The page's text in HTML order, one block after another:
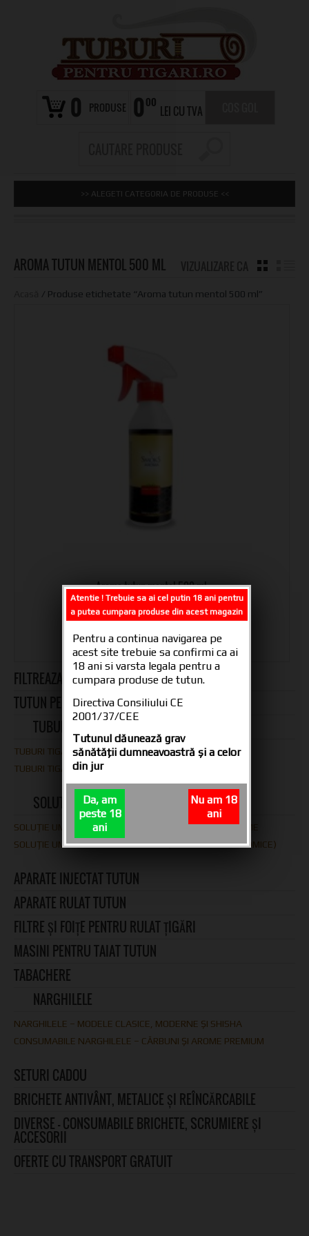
0 PRODUSE 000
LEI CU TVA
>> ALEGETI CATEGORIA DE PRODUSE <<
AROMA TUTUN MENTOL 500 ML
/ Produse etichetate “Aroma tutun mentol 500 ml”
Aroma tutun mentol 500 ml
75.00 lei cu TVA
DETALII PRODUS
FILTREAZA DUPA CATEGORIE
TUTUN PENTRU INJECTAT ȘI RULAT TIGARI
TUBURI PENTRU TIGARI
TUBURI TIGARI FARA CARBON
TUBURI TIGARI CU CARBON
SOLUTIE UMIDIFICAT TUTUN
SOLUȚIE UMIDIFICAT TUTUN 30 ML – SPRAY-URI ȘI AROME
SOLUȚIE UMIDIFICAT TUTUN 500 ML (RECIPIENTE ECONOMICE)
APARATE INJECTAT TUTUN
APARATE RULAT TUTUN
FILTRE ȘI FOIȚE PENTRU RULAT ȚIGĂRI
MASINI PENTRU TAIAT TUTUN
TABACHERE
NARGHILELE
NARGHILELE – MODELE CLASICE, MODERNE ȘI SHISHA
CONSUMABILE NARGHILELE – CĂRBUNI ȘI AROME PREMIUM
SETURI CADOU
BRICHETE ANTIVÂNT, METALICE ȘI REÎNCĂRCABILE
DIVERSE – CONSUMABILE BRICHETE, SCRUMIERE ȘI
ACCESORII
OFERTE CU TRANSPORT GRATUIT
Atentie ! Trebuie sa ai cel putin 18 ani pentru
a putea cumpara produse din acest magazin
Pentru a continua navigarea pe
acest site trebuie sa confirmi ca ai
18 ani si varsta legala pentru a
cumpara produse de tutun.
Directiva Consiliului CE
2001/37/CEE
Tutunul dăunează grav
sănătăţii dumneavoastră şi a celor
din jur
Da, am
peste 18
ani
Nu am 18
ani